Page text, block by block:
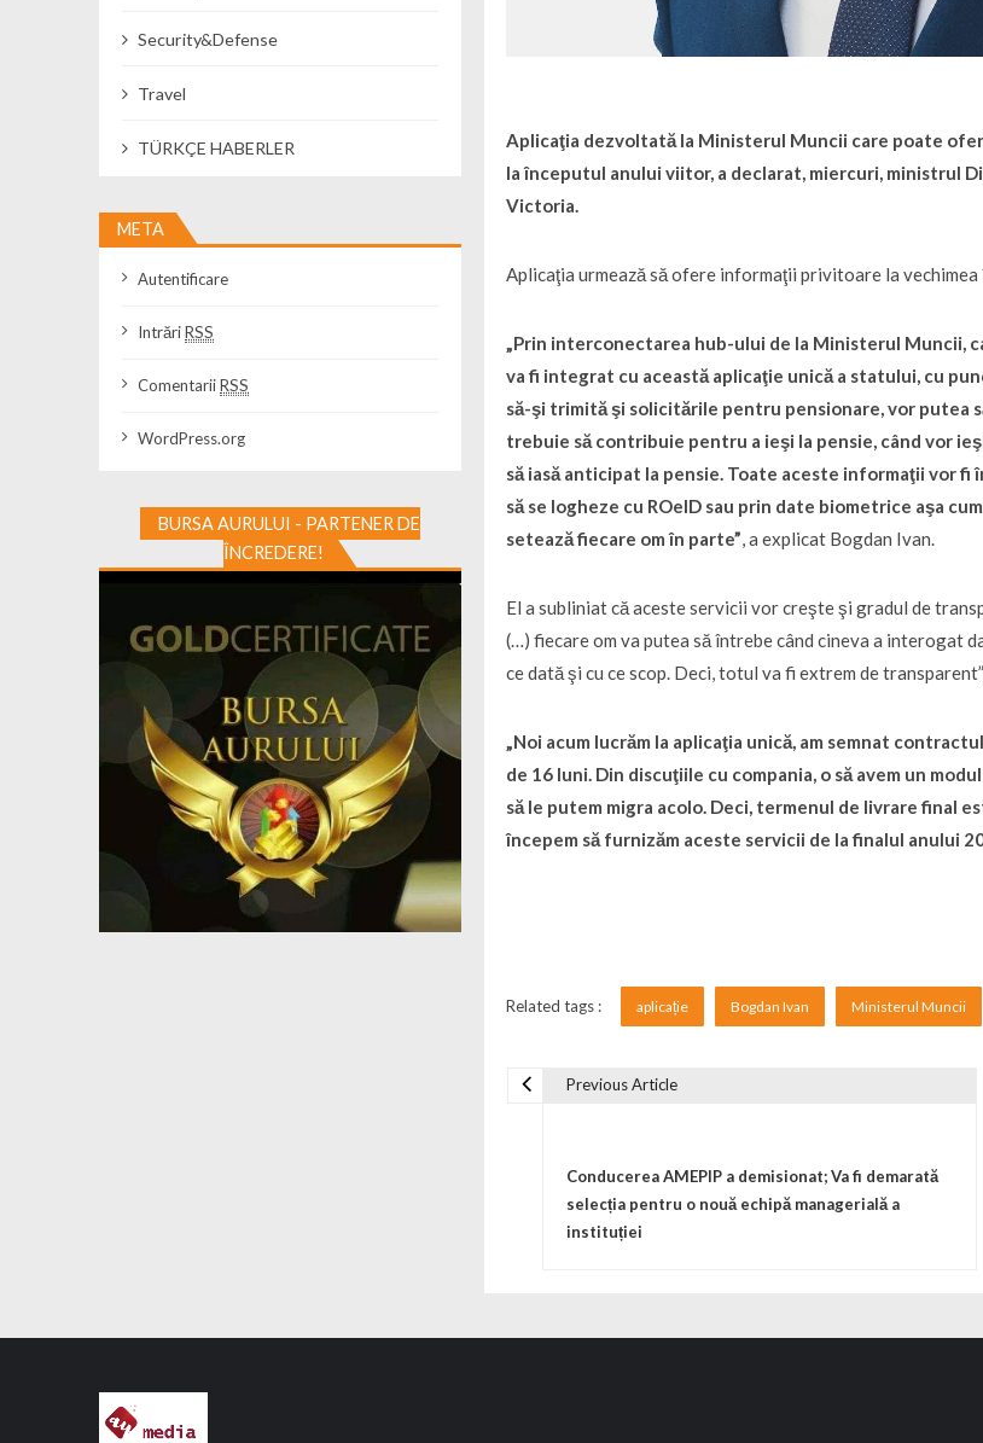
Aplicaţia dezvoltată la Ministerul Muncii care poate
la începutul anului viitor, a declarat, miercuri, ministrul
Victoria.
Aplicaţia urmează să ofere informaţii privitoare la
„Prin interconectarea hub-ului de la Ministerul Muncii,
va fi integrat cu această aplicaţie unică a statului, cu
să-şi trimită şi solicitările pentru pensionare, vor putea
trebuie să contribuie pentru a ieşi la pensie, când vor
să iasă anticipat la pensie. Toate aceste informaţii vor fi
să se logheze cu ROeID sau prin date biometrice aşa
setează fiecare om în parte”, a explicat Bogdan Ivan.
El a subliniat că aceste servicii vor creşte şi gradul de
(…) fiecare om va putea să întrebe când cineva a interogat
ce dată şi cu ce scop. Deci, totul va fi extrem de
„Noi acum lucrăm la aplicaţia unică, am semnat
de 16 luni. Din discuţiile cu compania, o să avem un
să le putem migra acolo. Deci, termenul de livrare final
începem să furnizăm aceste servicii de la finalul anului
Related tags : aplicație Bogdan Ivan Ministerul Muncii
Previous Article
Conducerea AMEPIP a demisionat; Va fi demarată
selecția pentru o nouă echipă managerială a
instituției
Security&Defense
Travel
TÜRKÇE HABERLER
META
Autentificare
IntrăriRSS
ComentariiRSS
WordPress.org
BURSA AURULUI - PARTENER DE
ÎNCREDERE!